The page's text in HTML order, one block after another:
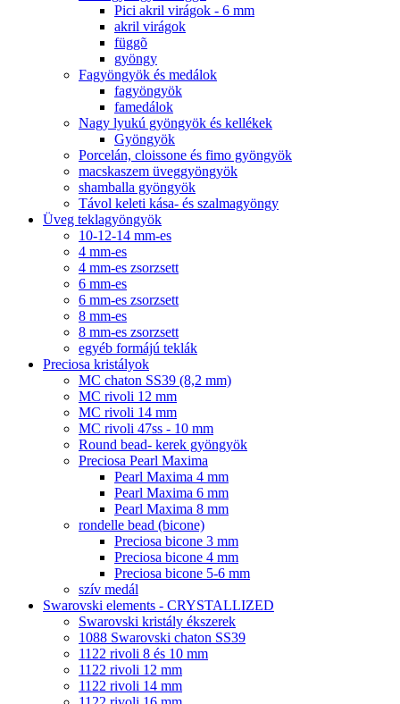
Pici akril virágok - 6 mm
akril virágok
függõ
gyöngy
Fagyöngyök és medálok
fagyöngyök
famedálok
Nagy lyukú gyöngyök és kellékek
Gyöngyök
Porcelán, cloissone és fimo gyöngyök
macskaszem üveggyöngyök
shamballa gyöngyök
Távol keleti kása- és szalmagyöngy
Üveg teklagyöngyök
10-12-14 mm-es
4 mm-es
4 mm-es zsorzsett
6 mm-es
6 mm-es zsorzsett
8 mm-es
8 mm-es zsorzsett
egyéb formájú teklák
Preciosa kristályok
MC chaton SS39 (8,2 mm)
MC rivoli 12 mm
MC rivoli 14 mm
MC rivoli 47ss - 10 mm
Round bead- kerek gyöngyök
Preciosa Pearl Maxima
Pearl Maxima 4 mm
Pearl Maxima 6 mm
Pearl Maxima 8 mm
rondelle bead (bicone)
Preciosa bicone 3 mm
Preciosa bicone 4 mm
Preciosa bicone 5-6 mm
szív medál
Swarovski elements - CRYSTALLIZED
Swarovski kristály ékszerek
1088 Swarovski chaton SS39
1122 rivoli 8 és 10 mm
1122 rivoli 12 mm
1122 rivoli 14 mm